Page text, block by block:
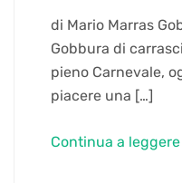
di Mario Marras
Gobbura di
pieno Carnevale,
piacere una […]
Continua a leggere